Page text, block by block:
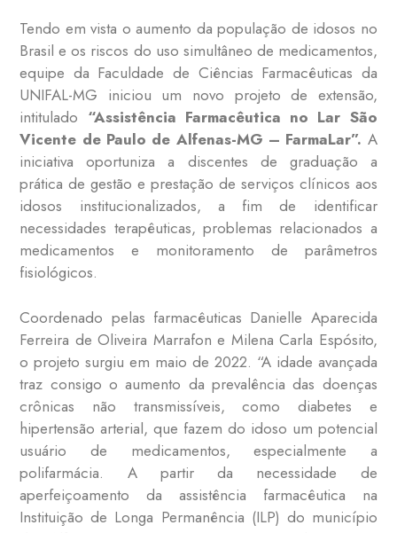
Tendo em vista o aumento da população de idosos no
Brasil e os riscos do uso simultâneo de medicamentos,
equipe da Faculdade de Ciências Farmacêuticas da
UNIFAL-MG iniciou um novo projeto de extensão,
intitulado “Assistência Farmacêutica no Lar São
Vicente de Paulo de Alfenas-MG – FarmaLar”. A
iniciativa oportuniza a discentes de graduação a
prática de gestão e prestação de serviços clínicos aos
idosos institucionalizados, a fim de identificar
necessidades terapêuticas, problemas relacionados a
medicamentos e monitoramento de parâmetros
fisiológicos.
Coordenado pelas farmacêuticas Danielle Aparecida
Ferreira de Oliveira Marrafon e Milena Carla Espósito,
o projeto surgiu em maio de 2022. “A idade avançada
traz consigo o aumento da prevalência das doenças
crônicas não transmissíveis, como diabetes e
hipertensão arterial, que fazem do idoso um potencial
usuário de medicamentos, especialmente a
polifarmácia. A partir da necessidade de
aperfeiçoamento da assistência farmacêutica na
Instituição de Longa Permanência (ILP) do município